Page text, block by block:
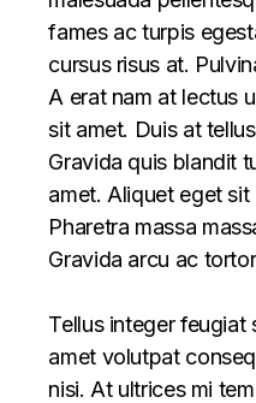
fames ac turpis
cursus risus at.
A erat nam at lectus
sit amet. Duis at
Gravida quis blandit
amet. Aliquet eget sit
Pharetra massa
Gravida arcu ac
Tellus integer feugiat
amet volutpat
nisi. At ultrices mi